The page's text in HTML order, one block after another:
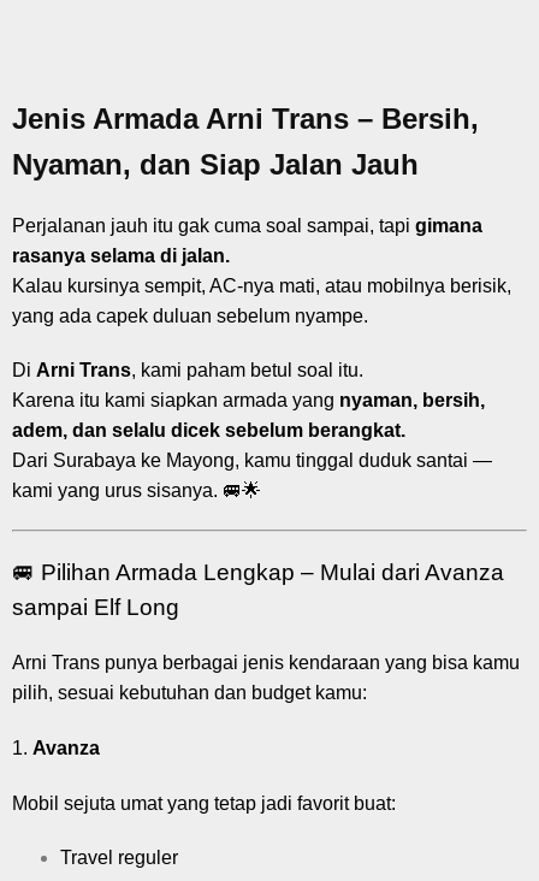
Jenis Armada Arni Trans – Bersih,
Nyaman, dan Siap Jalan Jauh
Perjalanan jauh itu gak cuma soal sampai, tapi gimana
rasanya selama di jalan.
Kalau kursinya sempit, AC-nya mati, atau mobilnya berisik,
yang ada capek duluan sebelum nyampe.
Di Arni Trans, kami paham betul soal itu.
Karena itu kami siapkan armada yang nyaman, bersih,
adem, dan selalu dicek sebelum berangkat.
Dari Surabaya ke Mayong, kamu tinggal duduk santai —
kami yang urus sisanya. 🚐🌟
🚐 Pilihan Armada Lengkap – Mulai dari Avanza
sampai Elf Long
Arni Trans punya berbagai jenis kendaraan yang bisa kamu
pilih, sesuai kebutuhan dan budget kamu:
1. Avanza
Mobil sejuta umat yang tetap jadi favorit buat:
Travel reguler